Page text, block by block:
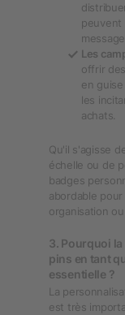
Les
offrir
en
les
achats.
Qu'il s'agisse
échelle ou de
badges
abordable
organisation
3. Pourquoi
pins en tant
essentielle ?
La
est très